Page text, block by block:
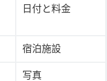
日付と料金
宿泊施設
写真